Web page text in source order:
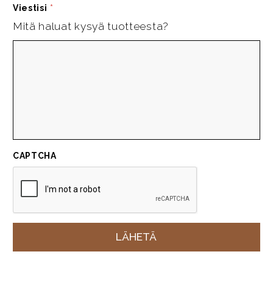
Viestisi *
Mitä haluat kysyä tuotteesta?
CAPTCHA